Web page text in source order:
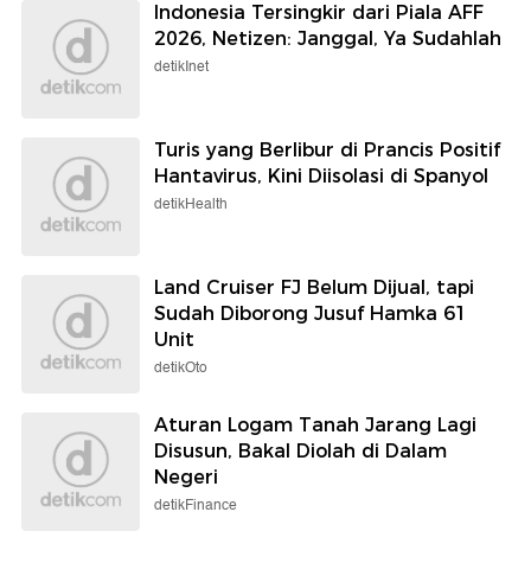
Indonesia Tersingkir dari Piala AFF
2026, Netizen: Janggal, Ya Sudahlah
detikInet
Turis yang Berlibur di Prancis Positif
Hantavirus, Kini Diisolasi di Spanyol
detikHealth
Land Cruiser FJ Belum Dijual, tapi
Sudah Diborong Jusuf Hamka 61
Unit
detikOto
Aturan Logam Tanah Jarang Lagi
Disusun, Bakal Diolah di Dalam
Negeri
detikFinance